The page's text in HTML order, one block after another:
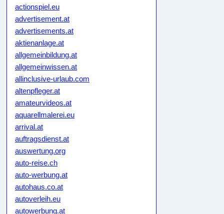
actionspiel.eu
advertisement.at
advertisements.at
aktienanlage.at
allgemeinbildung.at
allgemeinwissen.at
allinclusive-urlaub.com
altenpfleger.at
amateurvideos.at
aquarellmalerei.eu
arrival.at
auftragsdienst.at
auswertung.org
auto-reise.ch
auto-werbung.at
autohaus.co.at
autoverleih.eu
autowerbung.at